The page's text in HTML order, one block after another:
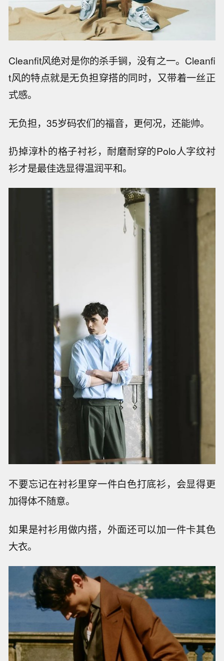
Cleanfit风绝对是你的杀手锏，没有之一。Cleanfi
t风的特点就是无负担穿搭的同时，又带着一丝正
式感。
无负担，35岁码农们的福音，更何况，还能帅。
扔掉淳朴的格子衬衫，耐磨耐穿的Polo人字纹衬
衫才是最佳选显得温润平和。
不要忘记在衬衫里穿一件白色打底衫，会显得更
加得体不随意。
如果是衬衫用做内搭，外面还可以加一件卡其色
大衣。